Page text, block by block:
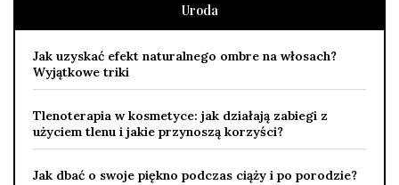
Uroda
Jak uzyskać efekt naturalnego ombre na włosach?
Wyjątkowe triki
Tlenoterapia w kosmetyce: jak działają zabiegi z
użyciem tlenu i jakie przynoszą korzyści?
Jak dbać o swoje piękno podczas ciąży i po porodzie?